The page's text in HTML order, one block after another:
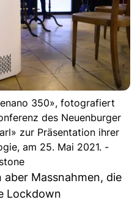
350», fotografiert
des Neuenburger
zur Präsentation ihrer
am 25. Mai 2021. -
Massnahmen, die
Lockdown